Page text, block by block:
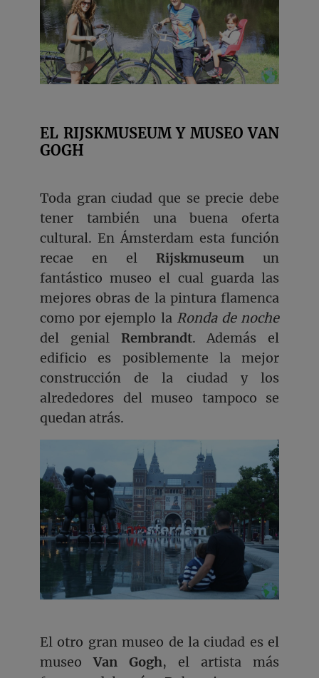
EL RIJSKMUSEUM Y MUSEO VAN
GOGH
Toda gran ciudad que se precie debe
tener también una buena oferta
cultural. En Ámsterdam esta función
recae en el Rijskmuseum un
fantástico museo el cual guarda las
mejores obras de la pintura flamenca
como por ejemplo la Ronda de noche
del genial Rembrandt. Además el
edificio es posiblemente la mejor
construcción de la ciudad y los
alrededores del museo tampoco se
quedan atrás.
El otro gran museo de la ciudad es el
museoVan Gogh, el artista más